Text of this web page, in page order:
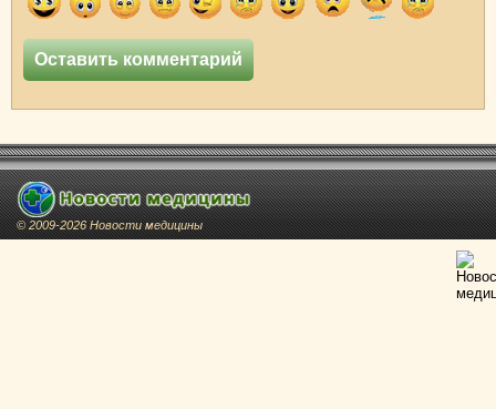
© 2009-2026 Новости медицины